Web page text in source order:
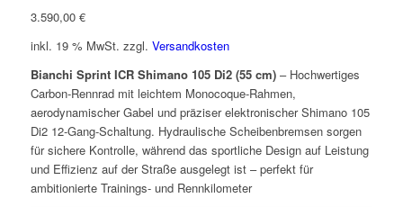
3.590,00 €
inkl. 19 % MwSt. zzgl. Versandkosten
Bianchi Sprint ICR Shimano 105 Di2 (55 cm)– Hochwertiges
Carbon-Rennrad mit leichtem Monocoque-Rahmen,
aerodynamischer Gabel und präziser elektronischer Shimano 105
Di2 12-Gang-Schaltung. Hydraulische Scheibenbremsen sorgen
für sichere Kontrolle, während das sportliche Design auf Leistung
und Effizienz auf der Straße ausgelegt ist – perfekt für
ambitionierte Trainings- und Rennkilometer